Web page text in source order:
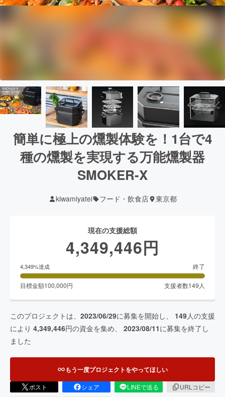
簡単に極上の燻製体験を！1台で4
種の燻製を実現する万能燻製器
SMOKER-X
kiwamiyatei フード・飲食店 東京都
現在の支援総額
4,349,446円
4,349%達成 終了
目標金額100,000円 支援者数149 人
このプロジェクトは、 2023/06/29に募集を開始し、 149人の支援
により 4,349,446円の資金を集め、 2023/08/11に募集を終了し
ました
もう一度プロジェクトをやってほしい
ポスト シェア LINEで送る
URLコピー